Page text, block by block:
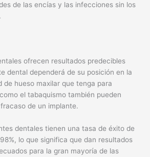
de las encías y las infecciones sin los
ofrecen resultados predecibles
dental dependerá de su posición en la
de hueso maxilar que tenga para
el tabaquismo también pueden
de un implante.
dentales tienen una tasa de éxito de
lo que significa que dan resultados
para la gran mayoría de las